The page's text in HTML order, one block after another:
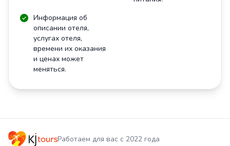
Информация об
описании отеля,
услугах отеля,
времени их оказания
и ценах может
меняться.
Работаем для вас с 2022 года